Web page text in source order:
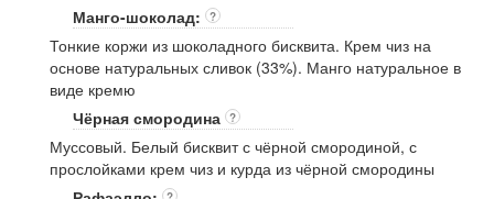
Манго-шоколад:
?
Тонкие коржи из шоколадного бисквита. Крем чиз на
основе натуральных сливок (33%). Манго натуральное в
виде кремю
Чёрная смородина ?
Муссовый. Белый бисквит с чёрной смородиной, с
прослойками крем чиз и курда из чёрной смородины